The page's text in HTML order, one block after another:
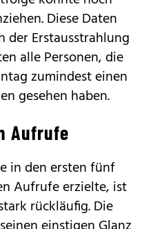
Diese Daten
Erstausstrahlung
alle Personen, die
zumindest einen
gesehen haben.
Aufrufe
in den ersten fünf
Aufrufe erzielte, ist
rückläufig. Die